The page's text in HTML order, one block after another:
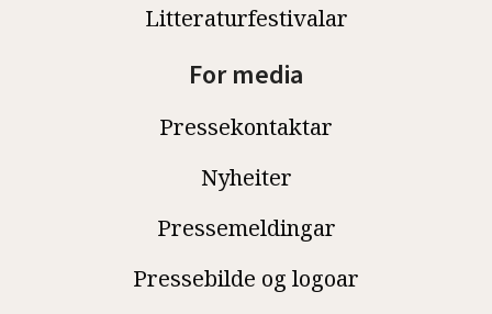
Litteraturfestivalar
For media
Pressekontaktar
Nyheiter
Pressemeldingar
Pressebilde og logoar